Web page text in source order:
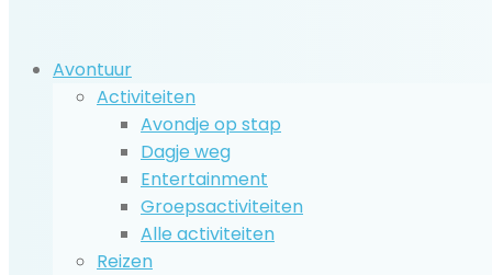
Avontuur
Activiteiten
Avondje op stap
Dagje weg
Entertainment
Groepsactiviteiten
Alle activiteiten
Reizen